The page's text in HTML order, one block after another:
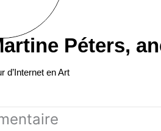
Péters,
d’Internet en Art